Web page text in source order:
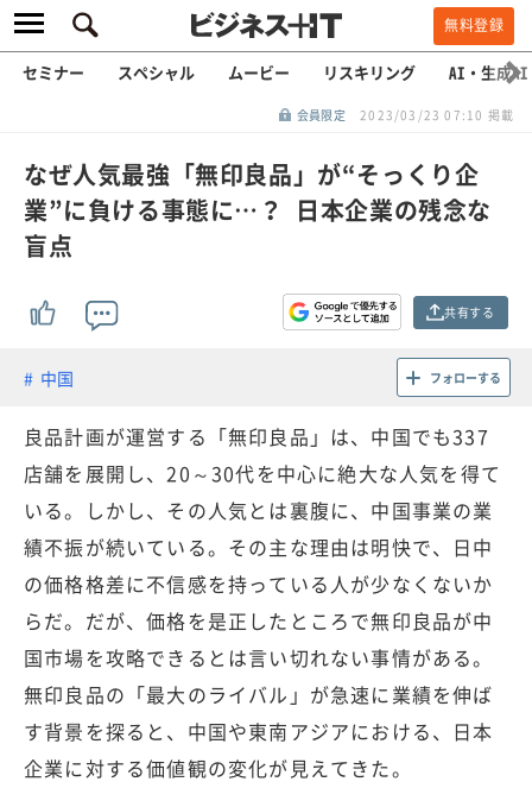
無料登録
セミナー スペシャル ムービー リスキリング AI・生成AI
会員限定 2023/03/23 07:10 掲載
なぜ人気最強「無印良品」が“そっくり企
業”に負ける事態に…？ 日本企業の残念な
盲点
共有する
中国 フォローする
良品計画が運営する「無印良品」は、中国でも337
店舗を展開し、20～30代を中心に絶大な人気を得て
いる。しかし、その人気とは裏腹に、中国事業の業
績不振が続いている。その主な理由は明快で、日中
の価格格差に不信感を持っている人が少なくないか
らだ。だが、価格を是正したところで無印良品が中
国市場を攻略できるとは言い切れない事情がある。
無印良品の「最大のライバル」が急速に業績を伸ば
す背景を探ると、中国や東南アジアにおける、日本
企業に対する価値観の変化が見えてきた。